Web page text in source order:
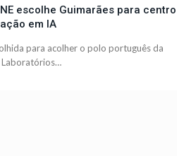
escolhe Guimarães para centro
em IA
para acolher o polo português da
Laboratórios…